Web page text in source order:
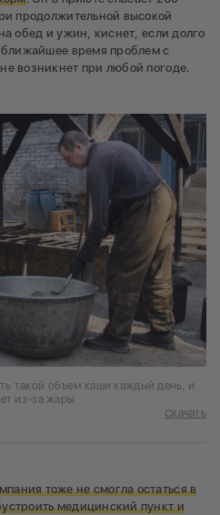
продолжительной высокой
обед и ужин, киснет, если долго
ближайшее время проблем с
возникнет при любой погоде.
такой объем каши каждый день, и
из-за жары
Скачать
тоже не смогла остаться в
медицинский пункт и